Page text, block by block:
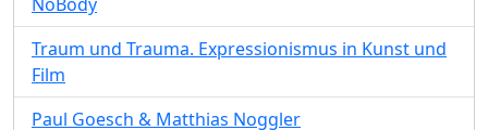
Traum und Trauma. Expressionismus in Kunst und
Film
Paul Goesch & Matthias Noggler